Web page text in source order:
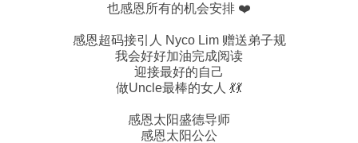
也感恩所有的机会安排 ❤️
感恩超码接引人 Nyco Lim 赠送弟子规
我会好好加油完成阅读
迎接最好的自己
做Uncle最棒的女人 💃💃
感恩太阳盛德导师
感恩太阳公公